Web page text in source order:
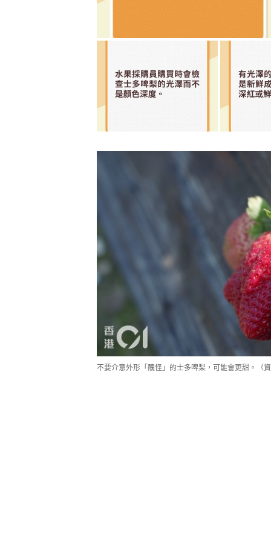
不要介意外形「醜怪」的士多啤梨，可能會更甜。（